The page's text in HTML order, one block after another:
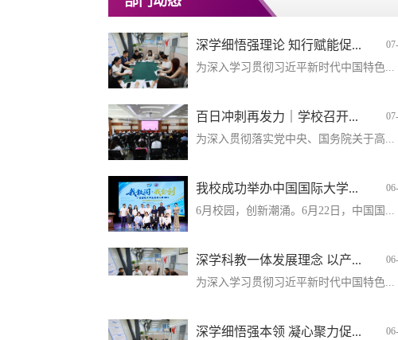
深学细悟强理论 知行赋能促...
为深入学习贯彻习近平新时代中国特色...
百日冲刺再发力｜学校召开...
为深入贯彻落实党中央、国务院关于高...
我校成功举办中国国际大学...
6月校园，创新潮涌。6月22日，中国国...
深学科教一体发展理念 以产...
为深入学习贯彻习近平新时代中国特色...
深学细悟强本领 凝心聚力促...